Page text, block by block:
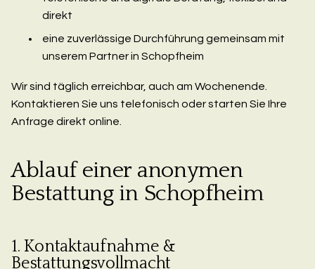
direkt
eine zuverlässige Durchführung gemeinsam mit
unserem Partner in Schopfheim
Wir sind täglich erreichbar, auch am Wochenende.
Kontaktieren Sie uns telefonisch oder starten Sie Ihre
Anfrage direkt online.
Ablauf einer anonymen
Bestattung in Schopfheim
1. Kontaktaufnahme &
Bestattungsvollmacht